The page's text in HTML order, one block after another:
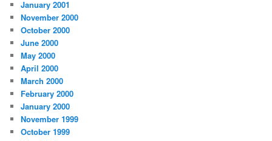
January 2001
November 2000
October 2000
June 2000
May 2000
April 2000
March 2000
February 2000
January 2000
November 1999
October 1999